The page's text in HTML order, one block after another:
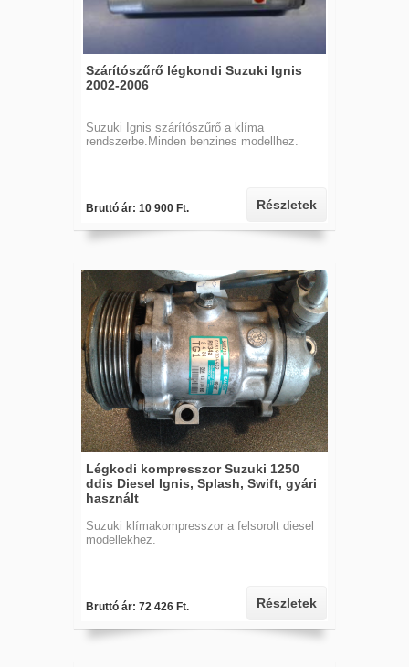
Szárítószűrő légkondi Suzuki Ignis
2002-2006
Suzuki Ignis szárítószűrő a klíma
rendszerbe.Minden benzines modellhez.
Bruttó ár: 10 900 Ft. Részletek
Légkodi kompresszor Suzuki 1250
ddis Diesel Ignis, Splash, Swift, gyári
használt
Suzuki klímakompresszor a felsorolt diesel
modellekhez.
Bruttó ár: 72 426 Ft. Részletek